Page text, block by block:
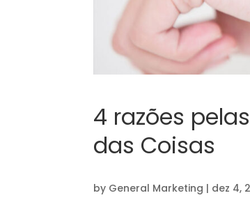
4 razões
das Coisas
by General Marketing | dez 4,